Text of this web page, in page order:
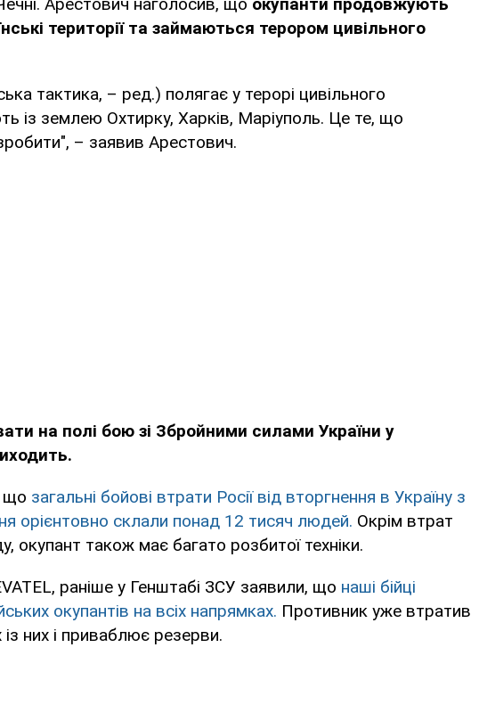
території та займаються терором цивільного
тактика, – ред.) полягає у терорі цивільного
із землею Охтирку, Харків, Маріуполь. Це те, що
– заявив Арестович.
на полі бою зі Збройними силами України у
що загальні бойові втрати Росії від вторгнення в Україну з
орієнтовно склали понад 12 тисяч людей. Окрім втрат
окупант також має багато розбитої техніки.
раніше у Генштабі ЗСУ заявили, що наші бійці
окупантів на всіх напрямках. Противник уже втратив
них і приваблює резерви.